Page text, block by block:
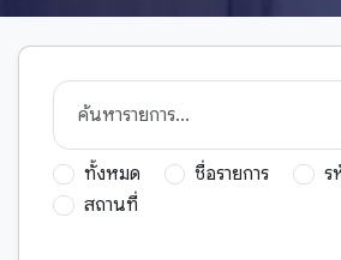
ทั้งหมด ชื่อรายการ
ร
สถานที่